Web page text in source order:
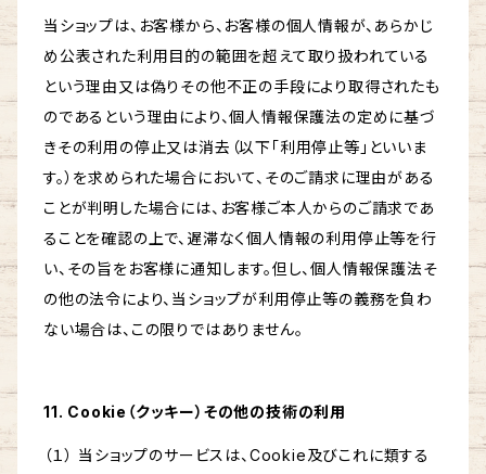
当ショップは、お客様から、お客様の個人情報が、あらかじ
め公表された利用目的の範囲を超えて取り扱われている
という理由又は偽りその他不正の手段により取得されたも
のであるという理由により、個人情報保護法の定めに基づ
きその利用の停止又は消去（以下「利用停止等」といいま
す。）を求められた場合において、そのご請求に理由がある
ことが判明した場合には、お客様ご本人からのご請求であ
ることを確認の上で、遅滞なく個人情報の利用停止等を行
い、その旨をお客様に通知します。但し、個人情報保護法そ
の他の法令により、当ショップが利用停止等の義務を負わ
ない場合は、この限りではありません。
11. Cookie（クッキー）その他の技術の利用
（１） 当ショップのサービスは、Cookie及びこれに類する